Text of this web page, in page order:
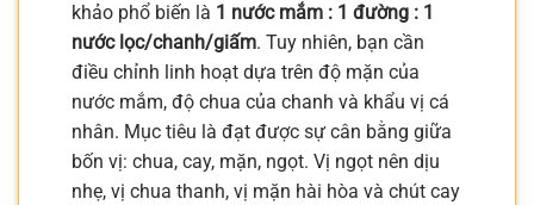
khảo phổ biến là 1 nước mắm : 1 đường : 1
nước lọc/chanh/giấm. Tuy nhiên, bạn cần
điều chỉnh linh hoạt dựa trên độ mặn của
nước mắm, độ chua của chanh và khẩu vị cá
nhân. Mục tiêu là đạt được sự cân bằng giữa
bốn vị: chua, cay, mặn, ngọt. Vị ngọt nên dịu
nhẹ, vị chua thanh, vị mặn hài hòa và chút cay